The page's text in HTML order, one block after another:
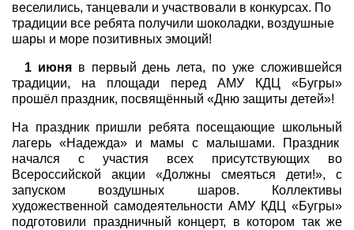
веселились, танцевали и участвовали в конкурсах. По
традиции все ребята получили шоколадки, воздушные
шары и море позитивных эмоций!
1 июняв первый день лета, по уже сложившейся
традиции, на площади перед АМУ КДЦ «Бугры»
прошёл праздник, посвящённый «Дню защиты детей»!
На праздник пришли ребята посещающие школьный
лагерь «Надежда» и мамы с малышами. Праздник
начался с участия всех присутствующих во
Всероссийской акции «Должны смеяться дети!», с
запуском воздушных шаров. Коллективы
художественной самодеятельности АМУ КДЦ «Бугры»
подготовили праздничный концерт, в котором так же